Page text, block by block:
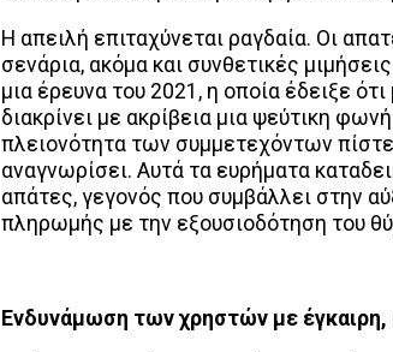
Η απειλή επιταχύνεται ραγδαία. Οι
σενάρια, ακόμα και συνθετικές
μια έρευνα του 2021, η οποία έδειξε
διακρίνει με ακρίβεια μια ψεύτικη
πλειονότητα των συμμετεχόντων
αναγνωρίσει. Αυτά τα ευρήματα
απάτες, γεγονός που συμβάλλει στην
πληρωμής με την εξουσιοδότηση του
Ενδυνάμωση των χρηστών με